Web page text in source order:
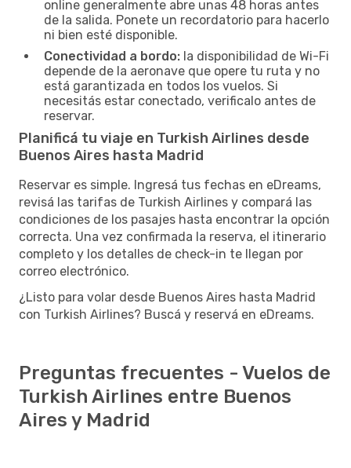
online generalmente abre unas 48 horas antes
de la salida. Ponete un recordatorio para hacerlo
ni bien esté disponible.
Conectividad a bordo: la disponibilidad de Wi-Fi
depende de la aeronave que opere tu ruta y no
está garantizada en todos los vuelos. Si
necesitás estar conectado, verificalo antes de
reservar.
Planificá tu viaje en Turkish Airlines desde
Buenos Aires hasta Madrid
Reservar es simple. Ingresá tus fechas en eDreams,
revisá las tarifas de Turkish Airlines y compará las
condiciones de los pasajes hasta encontrar la opción
correcta. Una vez confirmada la reserva, el itinerario
completo y los detalles de check-in te llegan por
correo electrónico.
¿Listo para volar desde Buenos Aires hasta Madrid
con Turkish Airlines? Buscá y reservá en eDreams.
Preguntas frecuentes - Vuelos de
Turkish Airlines entre Buenos
Aires y Madrid